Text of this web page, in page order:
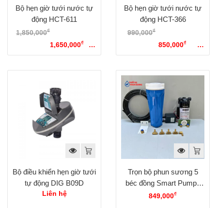
Bộ hẹn giờ tưới nước tự
động HCT-611
1,850,000₫
1,650,000₫
Giá
hiện tại là: 1,650,000₫.
Bộ hẹn giờ tưới nước tự
động HCT-366
990,000₫
990,000₫.850,000₫
hiện tại là: 850,000₫.
Bộ điều khiển hẹn giờ tưới
tự động DIG B09D
Liên hệ
Trọn bộ phun sương 5
béc đồng Smart Pumps
KJ-15
849,000₫